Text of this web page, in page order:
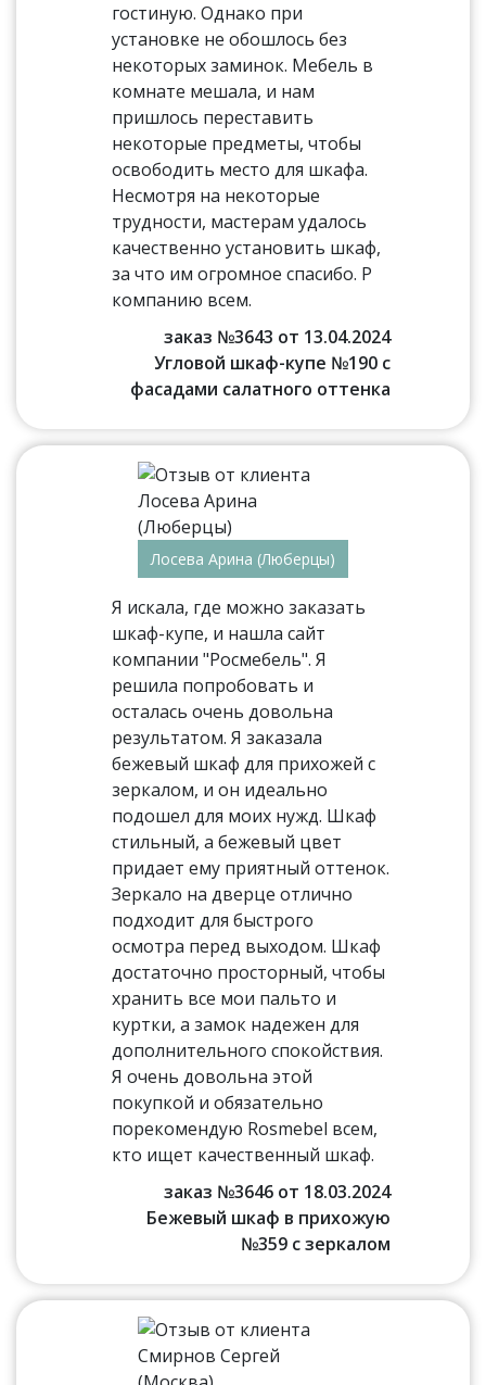
гостиную. Однако при
установке не обошлось без
некоторых заминок. Мебель в
комнате мешала, и нам
пришлось переставить
некоторые предметы, чтобы
освободить место для шкафа.
Несмотря на некоторые
трудности, мастерам удалось
качественно установить шкаф,
за что им огромное спасибо. Р
компанию всем.
заказ №3643 от 13.04.2024
Угловой шкаф-купе №190 с
фасадами салатного оттенка
Лосева Арина (Люберцы)
Я искала, где можно заказать
шкаф-купе, и нашла сайт
компании "Росмебель". Я
решила попробовать и
осталась очень довольна
результатом. Я заказала
бежевый шкаф для прихожей с
зеркалом, и он идеально
подошел для моих нужд. Шкаф
стильный, а бежевый цвет
придает ему приятный оттенок.
Зеркало на дверце отлично
подходит для быстрого
осмотра перед выходом. Шкаф
достаточно просторный, чтобы
хранить все мои пальто и
куртки, а замок надежен для
дополнительного спокойствия.
Я очень довольна этой
покупкой и обязательно
порекомендую Rosmebel всем,
кто ищет качественный шкаф.
заказ №3646 от 18.03.2024
Бежевый шкаф в прихожую
№359 с зеркалом